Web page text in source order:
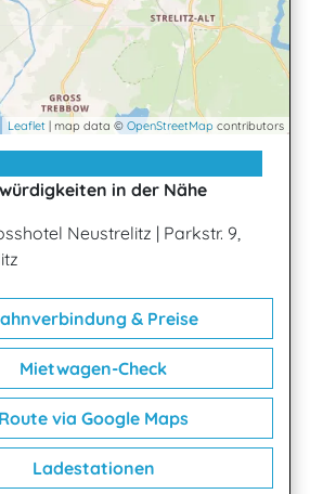
Leaflet | map data © OpenStreetMap contributors
in der Nähe
Neustrelitz | Parkstr. 9,
& Preise
Mietwagen-Check
Route via Google Maps
Ladestationen